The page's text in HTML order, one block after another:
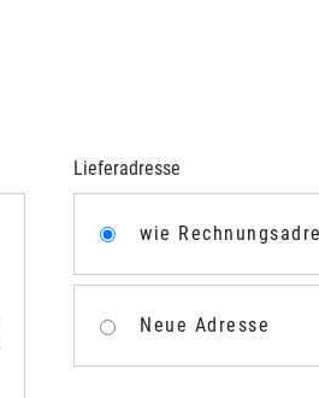
Lieferadresse
wie
Neue Adresse